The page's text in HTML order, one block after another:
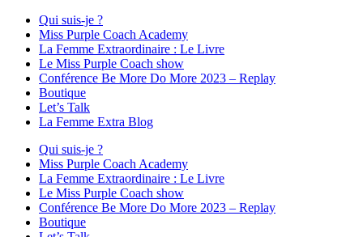
Qui suis-je ?
Miss Purple Coach Academy
La Femme Extraordinaire : Le Livre
Le Miss Purple Coach show
Conférence Be More Do More 2023 – Replay
Boutique
Let’s Talk
La Femme Extra Blog
Qui suis-je ?
Miss Purple Coach Academy
La Femme Extraordinaire : Le Livre
Le Miss Purple Coach show
Conférence Be More Do More 2023 – Replay
Boutique